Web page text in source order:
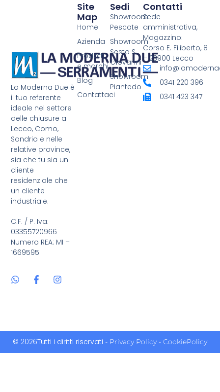
La Moderna Due è
il tuo referente
ideale nel settore
delle chiusure a
Lecco, Como,
Sondrio e nelle
relative province,
sia che tu sia un
cliente
residenziale che
un cliente
industriale.
C.F. / P. Iva:
03355720966
Numero REA: MI –
1669595
Sedi
Showroom
Pescate
Showroom
Sesto S.
Giovanni
Showroom
Piantedo
Site
Map
Home
Azienda
Prodotti
e marchi
Blog
Contattaci
Contatti
Sede
amministrativa,
Magazzino:
Corso E. Filiberto, 8
– 23900 Lecco
0341 220 396
0341 423 347
© 2026Tutti i diritti riservati - Privacy Policy - CookiePolicy